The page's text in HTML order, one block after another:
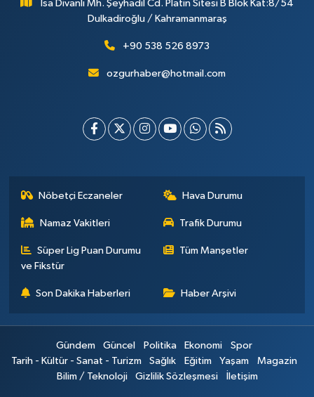
İsa Divanlı Mh. Şeyhadil Cd. Platin Sitesi B Blok Kat:8/54
Dulkadiroğlu / Kahramanmaraş
+90 538 526 8973
ozgurhaber@hotmail.com
Nöbetçi Eczaneler Hava Durumu
Namaz Vakitleri Trafik Durumu
Süper Lig Puan Durumu
ve Fikstür
Tüm Manşetler
Son Dakika Haberleri Haber Arşivi
Gündem Güncel Politika Ekonomi
Spor
Tarih - Kültür - Sanat - Turizm
Sağlık Eğitim Yaşam
Magazin
Bilim / Teknoloji
Gizlilik Sözleşmesi İletişim